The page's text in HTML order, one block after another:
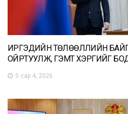
ИРГЭДИЙН ТӨЛӨӨЛЛИЙН
ОЙРТУУЛЖ, ГЭМТ ХЭРГИЙГ
5 сар 4, 2026